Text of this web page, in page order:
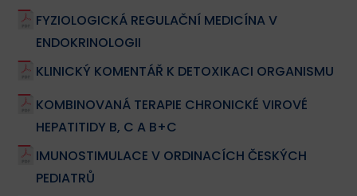
FYZIOLOGICKÁ REGULAČNÍ MEDICÍNA V
ENDOKRINOLOGII
KLINICKÝ KOMENTÁŘ K DETOXIKACI ORGANISMU
KOMBINOVANÁ TERAPIE CHRONICKÉ VIROVÉ
HEPATITIDY B, C A B+C
IMUNOSTIMULACE V ORDINACÍCH ČESKÝCH
PEDIATRŮ